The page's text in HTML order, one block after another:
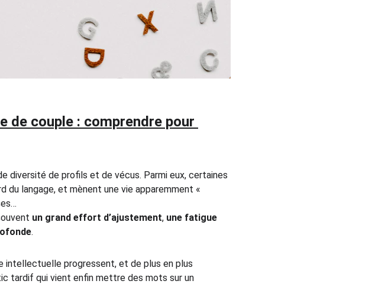
de couple : comprendre pour
diversité de profils et de vécus. Parmi eux, certaines
langage, et mènent une vie apparemment «
un grand effort d’ajustement, une fatigue
.
intellectuelle progressent, et de plus en plus
tardif qui vient enfin mettre des mots sur un